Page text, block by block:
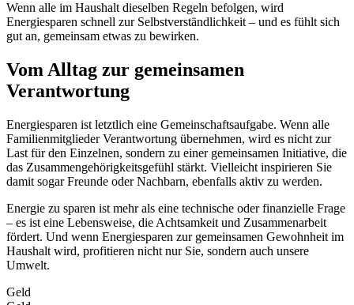
Wenn alle im Haushalt dieselben Regeln befolgen, wird
Energiesparen schnell zur Selbstverständlichkeit – und es fühlt sich
gut an, gemeinsam etwas zu bewirken.
Vom Alltag zur gemeinsamen
Verantwortung
Energiesparen ist letztlich eine Gemeinschaftsaufgabe. Wenn alle
Familienmitglieder Verantwortung übernehmen, wird es nicht zur
Last für den Einzelnen, sondern zu einer gemeinsamen Initiative, die
das Zusammengehörigkeitsgefühl stärkt. Vielleicht inspirieren Sie
damit sogar Freunde oder Nachbarn, ebenfalls aktiv zu werden.
Energie zu sparen ist mehr als eine technische oder finanzielle Frage
– es ist eine Lebensweise, die Achtsamkeit und Zusammenarbeit
fördert. Und wenn Energiesparen zur gemeinsamen Gewohnheit im
Haushalt wird, profitieren nicht nur Sie, sondern auch unsere
Umwelt.
Geld